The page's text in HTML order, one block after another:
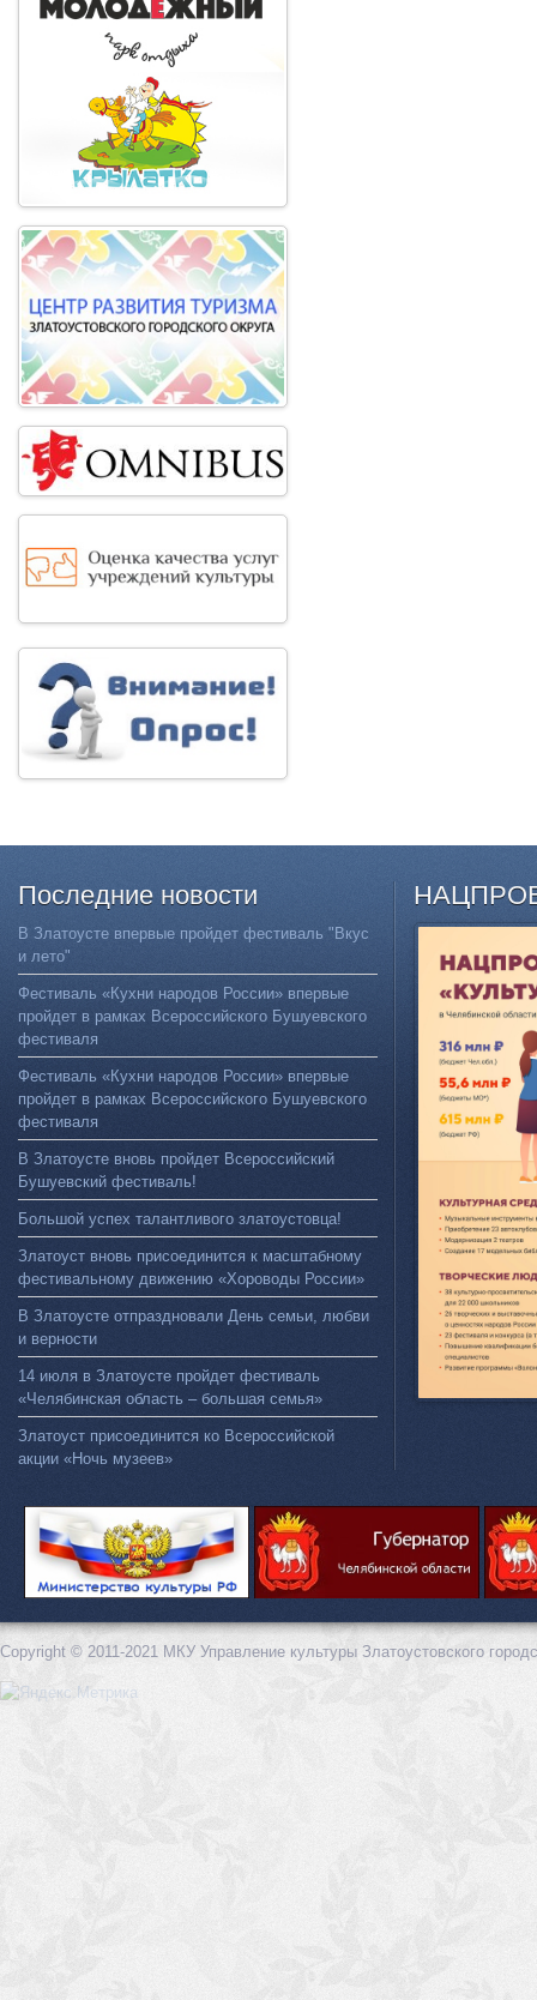
Последние новости
В Златоусте впервые пройдет фестиваль "Вкус
и лето"
Фестиваль «Кухни народов России» впервые
пройдет в рамках Всероссийского Бушуевского
фестиваля
Фестиваль «Кухни народов России» впервые
пройдет в рамках Всероссийского Бушуевского
фестиваля
В Златоусте вновь пройдет Всероссийский
Бушуевский фестиваль!
Большой успех талантливого златоустовца!
Златоуст вновь присоединится к масштабному
фестивальному движению «Хороводы России»
В Златоусте отпраздновали День семьи, любви
и верности
14 июля в Златоусте пройдет фестиваль
«Челябинская область – большая семья»
Златоуст присоединится ко Всероссийской
акции «Ночь музеев»
Copyright © 2011-2021 МКУ Управление культуры Златоустовского